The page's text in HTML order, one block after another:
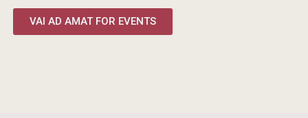
VAI AD AMAT FOR EVENTS